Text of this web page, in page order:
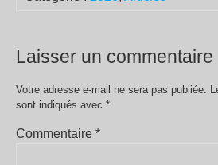
Laisser un commentaire
Votre adresse e-mail ne sera pas publiée.
sont indiqués avec *
Commentaire *